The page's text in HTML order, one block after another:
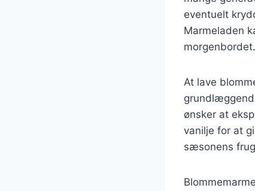
eventuelt
Marmeladen
morgenbordet.
At lave
ønsker at
vanilje for at
sæsonens